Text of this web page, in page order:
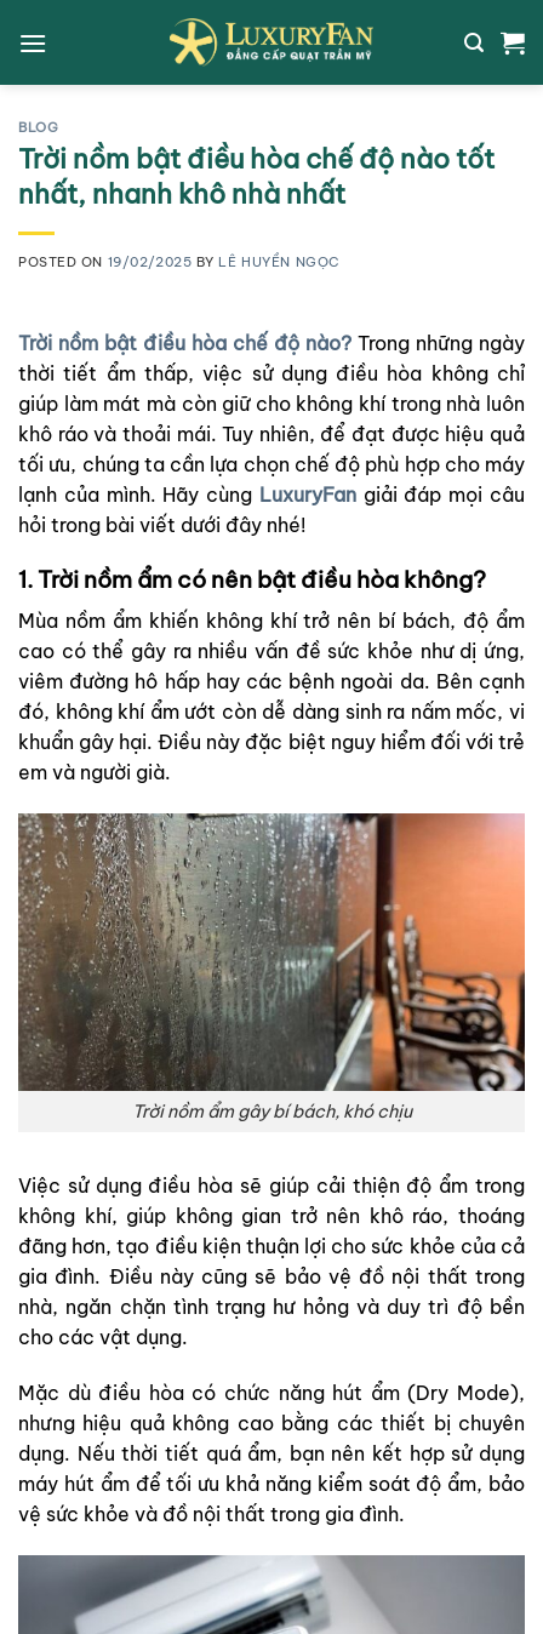
BLOG
Trời nồm bật điều hòa chế độ nào tốt
nhất, nhanh khô nhà nhất
POSTED ON 19/02/2025 BY LÊ HUYỀN NGỌC
Trời nồm bật điều hòa chế độ nào? Trong những ngày
thời tiết ẩm thấp, việc sử dụng điều hòa không chỉ
giúp làm mát mà còn giữ cho không khí trong nhà luôn
khô ráo và thoải mái. Tuy nhiên, để đạt được hiệu quả
tối ưu, chúng ta cần lựa chọn chế độ phù hợp cho máy
lạnh của mình. Hãy cùng LuxuryFangiải đáp mọi câu
hỏi trong bài viết dưới đây nhé!
1. Trời nồm ẩm có nên bật điều hòa không?
Mùa nồm ẩm khiến không khí trở nên bí bách, độ ẩm
cao có thể gây ra nhiều vấn đề sức khỏe như dị ứng,
viêm đường hô hấp hay các bệnh ngoài da. Bên cạnh
đó, không khí ẩm ướt còn dễ dàng sinh ra nấm mốc, vi
khuẩn gây hại. Điều này đặc biệt nguy hiểm đối với trẻ
em và người già.
Trời nồm ẩm gây bí bách, khó chịu
Việc sử dụng điều hòa sẽ giúp cải thiện độ ẩm trong
không khí, giúp không gian trở nên khô ráo, thoáng
đãng hơn, tạo điều kiện thuận lợi cho sức khỏe của cả
gia đình. Điều này cũng sẽ bảo vệ đồ nội thất trong
nhà, ngăn chặn tình trạng hư hỏng và duy trì độ bền
cho các vật dụng.
Mặc dù điều hòa có chức năng hút ẩm (Dry Mode),
nhưng hiệu quả không cao bằng các thiết bị chuyên
dụng. Nếu thời tiết quá ẩm, bạn nên kết hợp sử dụng
máy hút ẩm để tối ưu khả năng kiểm soát độ ẩm, bảo
vệ sức khỏe và đồ nội thất trong gia đình.